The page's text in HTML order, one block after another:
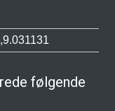
følgende